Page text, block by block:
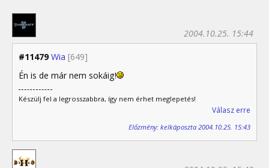
#11479 Wia [649]
2004.10.25. 15:44
Én is de már nem sokáig!
Készülj fel a legrosszabbra, így nem érhet meglepetés!
Válasz erre
Előzmény: kelkáposzta 2004.10.25. 15:43